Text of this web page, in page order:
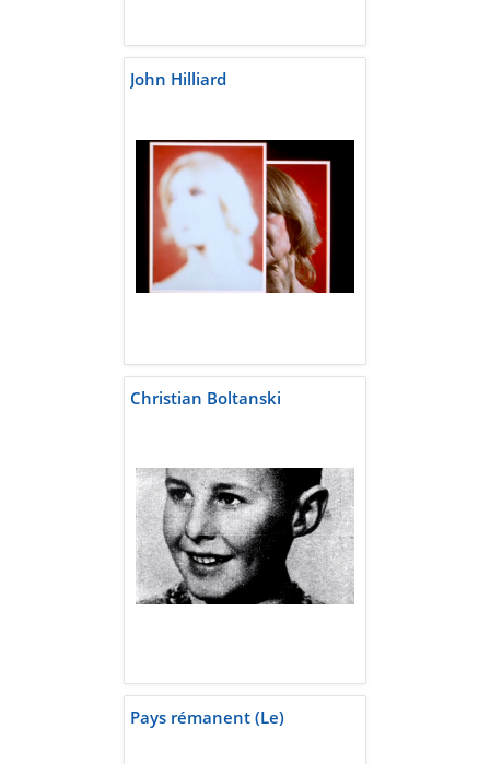
John Hilliard
Christian Boltanski
Pays rémanent (Le)